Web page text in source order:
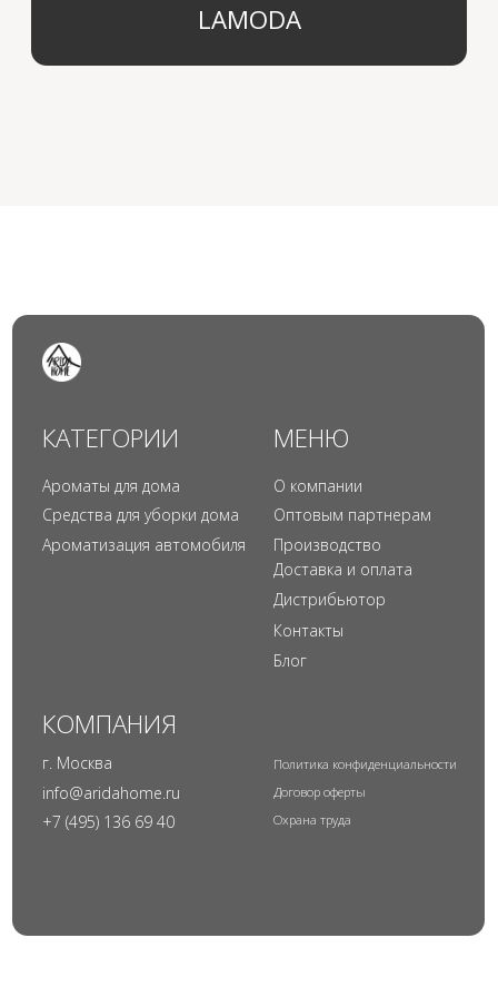
© 2024 Арида Хоум. Все права защищены